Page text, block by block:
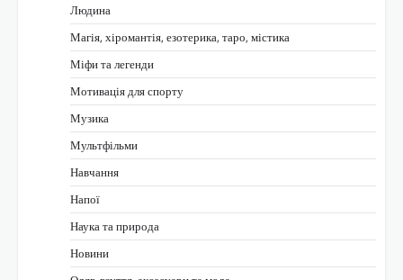
Людина
Магія, хіромантія, езотерика, таро, містика
Міфи та легенди
Мотивація для спорту
Музика
Мультфільми
Навчання
Напої
Наука та природа
Новини